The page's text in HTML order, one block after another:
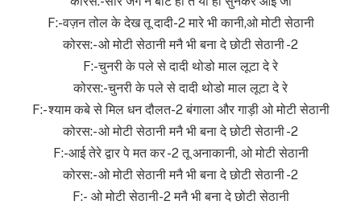
F:-वज़न तोल के देख तू दादी-2 मारे भी कानी,ओ मोटी सेठानी
कोरस:- ओ मोटी सेठानी मनै भी बना दे छोटी सेठानी -2
F:-चुनरी के पले से दादी थोडो माल लूटा दे रे
कोरस:-चुनरी के पले से दादी थोडो माल लूटा दे रे
F:- श्याम कबे से मिल धन दौलत-2 बंगाला और गाड़ी ओ मोटी सेठानी
कोरस:- ओ मोटी सेठानी मनै भी बना दे छोटी सेठानी -2
F:-आई तेरे द्वार पे मत कर -2 तू अनाकानी, ओ मोटी सेठानी
कोरस:- ओ मोटी सेठानी मनै भी बना दे छोटी सेठानी -2
F:- ओ मोटी सेठानी-2 मनै भी बना दे छोटी सेठानी